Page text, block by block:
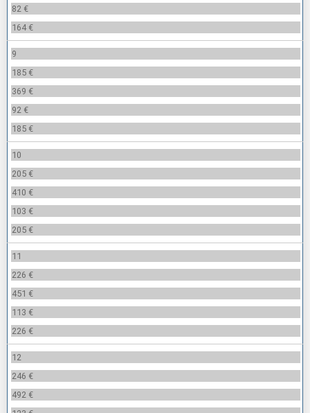
82 €
164 €
9
185 €
369 €
92 €
185 €
10
205 €
410 €
103 €
205 €
11
226 €
451 €
113 €
226 €
12
246 €
492 €